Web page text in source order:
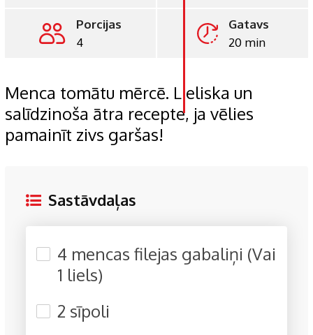
Whatsapp
Print
Porcijas
4
Gatavs
20 min
Menca tomātu mērcē. Lieliska un
salīdzinoša ātra recepte, ja vēlies
pamainīt zivs garšas!
Sastāvdaļas
4 mencas filejas gabaliņi (Vai
1 liels)
2 sīpoli